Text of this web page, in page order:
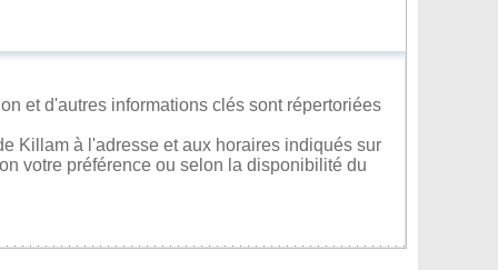
et d'autres informations clés sont répertoriées
Killam à l'adresse et aux horaires indiqués sur
votre préférence ou selon la disponibilité du